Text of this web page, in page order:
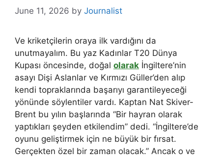
June 11, 2026 by Journalist
Ve kriketçilerin oraya ilk vardığını da
unutmayalım. Bu yaz Kadınlar T20 Dünya
Kupası öncesinde, doğal olarak İngiltere’nin
asayı Dişi Aslanlar ve Kırmızı Güller’den alıp
kendi topraklarında başarıyı garantileyeceği
yönünde söylentiler vardı. Kaptan Nat Skiver-
Brent bu yılın başlarında “Bir hayran olarak
yaptıkları şeyden etkilendim” dedi. “İngiltere’de
oyunu geliştirmek için ne büyük bir fırsat.
Gerçekten özel bir zaman olacak.” Ancak o ve